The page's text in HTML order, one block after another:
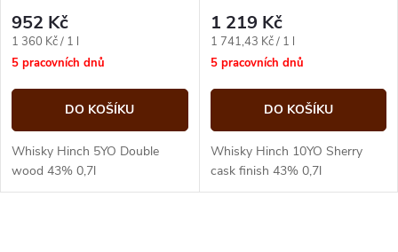
952 Kč
Měrná
cena:
1 360 Kč / 1 l
5 pracovních dnů
DO KOŠÍKU
Whisky Hinch 5YO Double
wood 43% 0,7l
1 219 Kč
Měrná
cena:
1 741,43 Kč / 1 l
5 pracovních dnů
DO KOŠÍKU
Whisky Hinch 10YO Sherry
cask finish 43% 0,7l